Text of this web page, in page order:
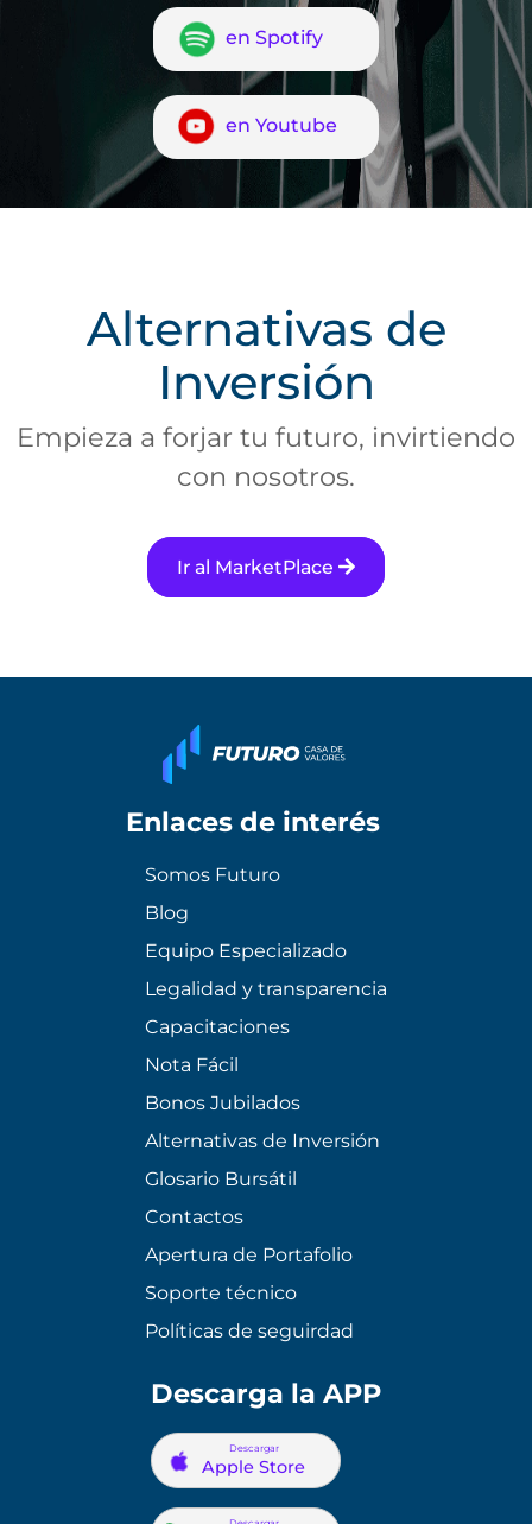
en Spotify
en Youtube
Alternativas de
Inversión
Empieza a forjar tu futuro, invirtiendo
con nosotros.
Ir al MarketPlace
Enlaces de interés
Somos Futuro
Blog
Equipo Especializado
Legalidad y transparencia
Capacitaciones
Nota Fácil
Bonos Jubilados
Alternativas de Inversión
Glosario Bursátil
Contactos
Apertura de Portafolio
Soporte técnico
Políticas de seguirdad
Descarga la APP
Descargar
Apple Store